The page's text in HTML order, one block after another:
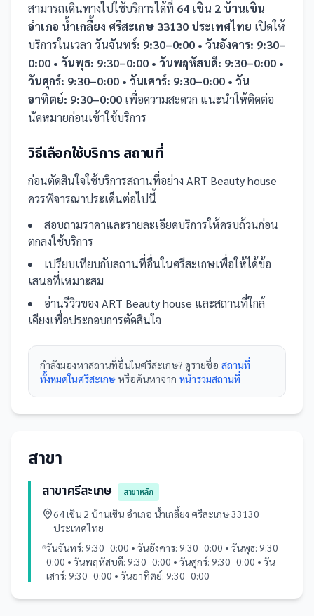
สามารถเดินทางไปใช้บริการได้ที่ 64 เขิน 2 บ้านเขิน
อำเภอ น้ำเกลี้ยง ศรีสะเกษ 33130 ประเทศไทย เปิดให้
บริการในเวลา วันจันทร์: 9:30–0:00 • วันอังคาร: 9:30–
0:00 • วันพุธ: 9:30–0:00 • วันพฤหัสบดี: 9:30–0:00 •
วันศุกร์: 9:30–0:00 • วันเสาร์: 9:30–0:00 • วัน
อาทิตย์: 9:30–0:00 เพื่อความสะดวก แนะนำให้ติดต่อ
นัดหมายก่อนเข้าใช้บริการ
วิธีเลือกใช้บริการ สถานที่
ก่อนตัดสินใจใช้บริการสถานที่อย่าง ART Beauty house
ควรพิจารณาประเด็นต่อไปนี้
สอบถามราคาและรายละเอียดบริการให้ครบถ้วนก่อน
ตกลงใช้บริการ
เปรียบเทียบกับสถานที่อื่นในศรีสะเกษเพื่อให้ได้ข้อ
เสนอที่เหมาะสม
อ่านรีวิวของ ART Beauty house และสถานที่ใกล้
เคียงเพื่อประกอบการตัดสินใจ
กำลังมองหาสถานที่อื่นในศรีสะเกษ? ดูรายชื่อ สถานที่
ทั้งหมดในศรีสะเกษ หรือค้นหาจาก หน้ารวมสถานที่
สาขา
สาขาศรีสะเกษ
สาขาหลัก
64 เขิน 2 บ้านเขิน อำเภอ น้ำเกลี้ยง ศรีสะเกษ 33130
ประเทศไทย
วันจันทร์: 9:30–0:00 • วันอังคาร: 9:30–0:00 • วันพุธ: 9:30–
0:00 • วันพฤหัสบดี: 9:30–0:00 • วันศุกร์: 9:30–0:00 • วัน
เสาร์: 9:30–0:00 • วันอาทิตย์: 9:30–0:00